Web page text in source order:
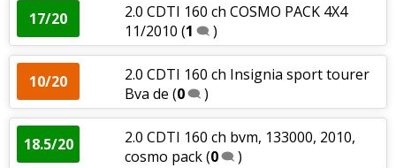
17/20
2.0 CDTI 160 ch COSMO PACK 4X4
11/2010 (1 )
10/20
2.0 CDTI 160 ch Insignia sport tourer
Bva de (0 )
18.5/20
2.0 CDTI 160 ch bvm, 133000, 2010,
cosmo pack(0 )